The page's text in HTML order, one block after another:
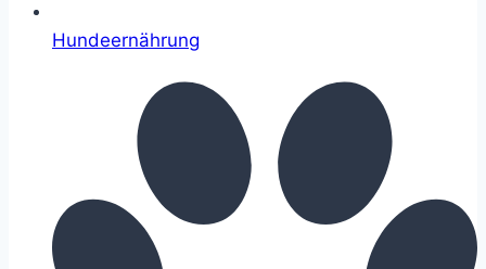
Hundeernährung